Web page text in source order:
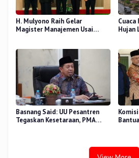
H. Mulyono Raih Gelar
Magister Manajemen Usai
Cuaca
Hujan
Basnang Said: UU Pesantren
Tegaskan Kesetaraan, PMA